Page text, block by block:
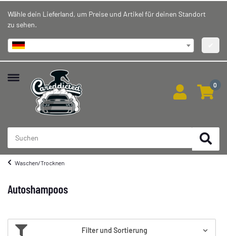
Wähle dein Lieferland, um Preise und Artikel für deinen Standort
zu sehen.
0
Waschen/Trocknen
Autoshampoos
Filter und Sortierung